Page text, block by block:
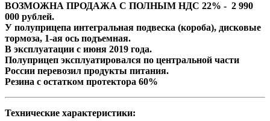
ВОЗМОЖНА ПРОДАЖА С ПОЛНЫМ НДС 22% - 2 990
000 рублей.
У полуприцепа интегральная подвеска (короба), дисковые
тормоза, 1-ая ось подъемная.
В эксплуатации с июня 2019 года.
Полуприцеп эксплуатировался по центральной части
России перевозил продукты питания.
Резина с остатком протектора 60%
Технические характеристики: